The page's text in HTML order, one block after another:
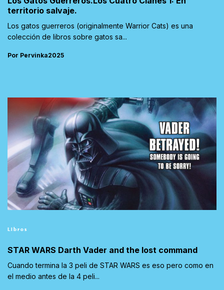
territorio salvaje.
Los gatos guerreros (originalmente Warrior Cats) es una
colección de libros sobre gatos sa...
Por Pervinka2025
Libros
STAR WARS Darth Vader and the lost command
Cuando termina la 3 peli de STAR WARS es eso pero como en
el medio antes de la 4 peli...